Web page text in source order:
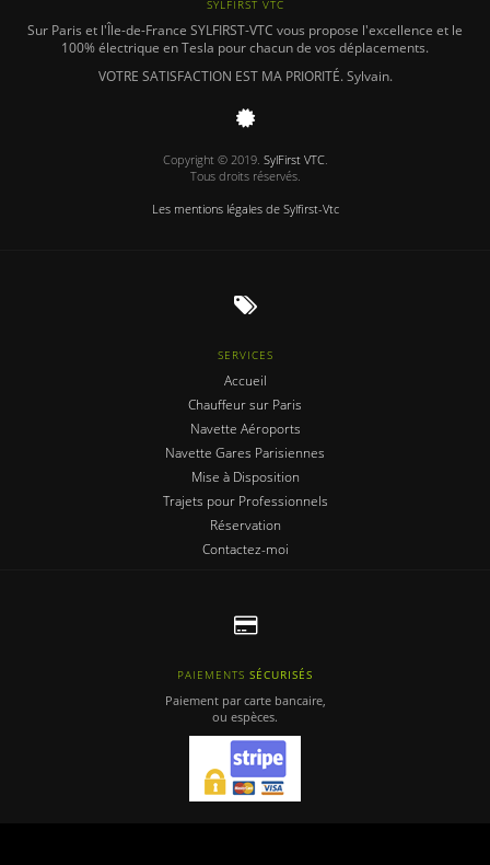
SYLFIRST VTC
Sur Paris et l'Île-de-France SYLFIRST-VTC vous propose l'excellence et le
100% électrique en Tesla pour chacun de vos déplacements.
VOTRE SATISFACTION EST MA PRIORITÉ.Sylvain.
Copyright © 2019. SylFirst VTC.
Tous droits réservés.
Les mentions légales de Sylfirst-Vtc
SERVICES
Accueil
Chauffeur sur Paris
Navette Aéroports
Navette Gares Parisiennes
Mise à Disposition
Trajets pour Professionnels
Réservation
Contactez-moi
PAIEMENTS SÉCURISÉS
Paiement par carte bancaire,
ou espèces.